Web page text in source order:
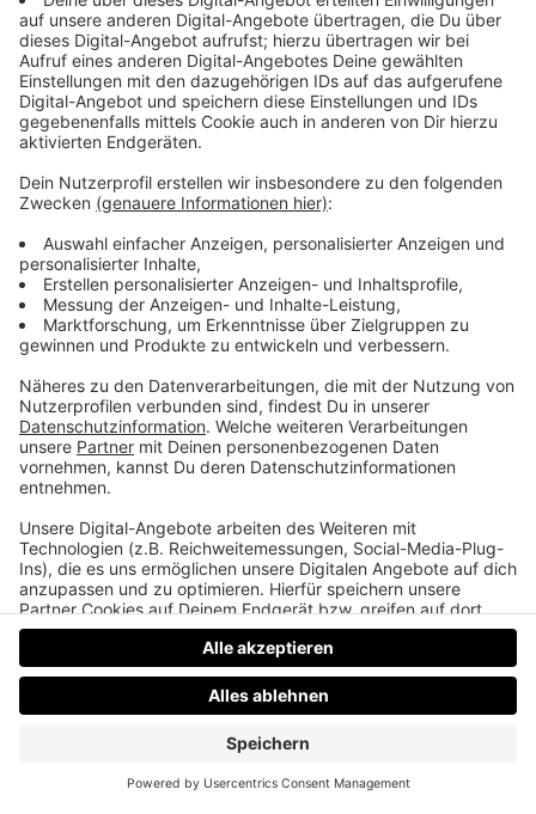
Anzug für die Taufe
Martin’s Neffe Tyler Ferdinand wird am
Wochenende getauft. Der Martin ist Taufpate und
da ist es natürlich wichtig dass man schön
angezogen ist.
DatenschutzImpressumAGBsJobsKontaktWerben